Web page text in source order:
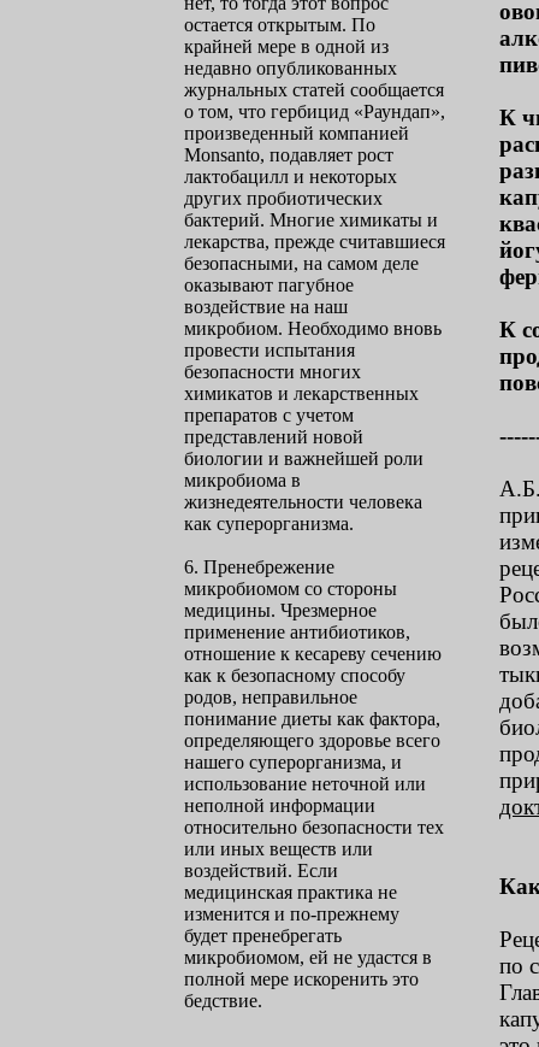
остается открытым. По
крайней мере в одной из
недавно опубликованных
журнальных статей сообщается
о том, что гербицид «Раундап»,
произведенный компанией
Monsanto, подавляет рост
лактобацилл и некоторых
других пробиотических
бактерий. Многие химикаты и
лекарства, прежде считавшиеся
безопасными, на самом деле
оказывают пагубное
воздействие на наш
микробиом. Необходимо вновь
провести испытания
безопасности многих
химикатов и лекарственных
препаратов с учетом
представлений новой
биологии и важнейшей роли
микробиома в
жизнедеятельности человека
как суперорганизма.
6. Пренебрежение
микробиомом со стороны
медицины. Чрезмерное
применение антибиотиков,
отношение к кесареву сечению
как к безопасному способу
родов, неправильное
понимание диеты как фактора,
определяющего здоровье всего
нашего суперорганизма, и
использование неточной или
неполной информации
относительно безопасности тех
или иных веществ или
воздействий. Если
медицинская практика не
изменится и по-прежнему
будет пренебрегать
микробиомом, ей не удастся в
полной мере искоренить это
бедствие.
К
К
по